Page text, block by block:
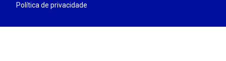
Política de privacidade